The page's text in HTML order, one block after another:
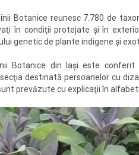
Botanice reunesc 7.780 de
în condiţii protejate şi în
genetic de plante indigene şi
Botanice din Iaşi este
destinată persoanelor cu
prevăzute cu explicaţii în